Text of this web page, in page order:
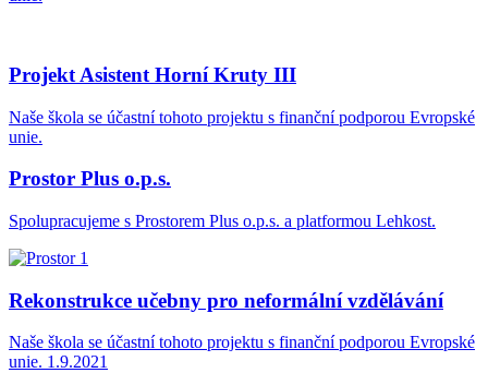
Projekt Asistent Horní Kruty III
Naše škola se účastní tohoto projektu s finanční podporou Evropské
unie.
Prostor Plus o.p.s.
Spolupracujeme s Prostorem Plus o.p.s. a platformou Lehkost.
Rekonstrukce učebny pro neformální vzdělávání
Naše škola se účastní tohoto projektu s finanční podporou Evropské
unie. 1.9.2021